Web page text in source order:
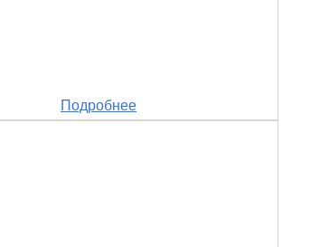
Подробнее